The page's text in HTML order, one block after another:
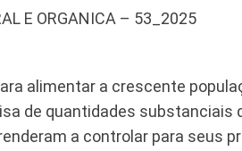
E ORGANICA – 53_2025
alimentar a crescente
de quantidades
a controlar para seus